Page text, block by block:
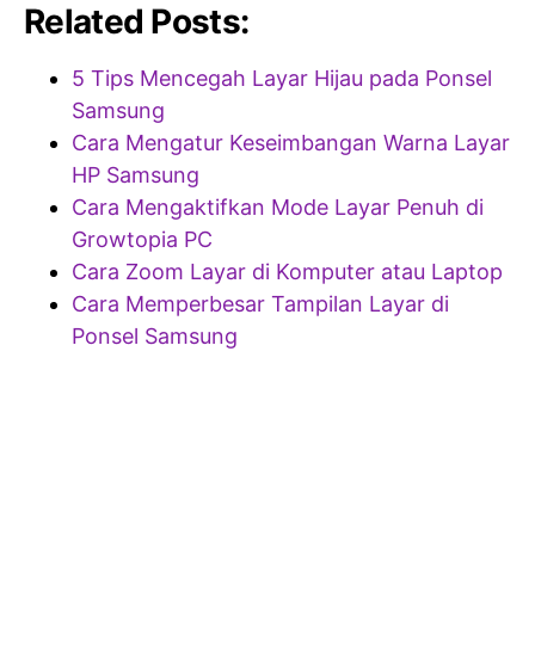
Related Posts:
5 Tips Mencegah Layar Hijau pada Ponsel
Samsung
Cara Mengatur Keseimbangan Warna Layar
HP Samsung
Cara Mengaktifkan Mode Layar Penuh di
Growtopia PC
Cara Zoom Layar di Komputer atau Laptop
Cara Memperbesar Tampilan Layar di
Ponsel Samsung